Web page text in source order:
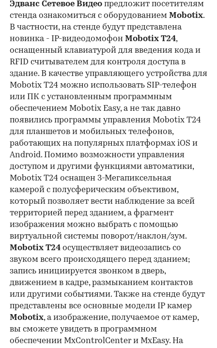
Эдванс Сетевое Видео предложит посетителям
стенда ознакомиться с оборудованием Mobotix.
В частности, на стенде будут представлена
новинка - IP-видеодомофон Mobotix T24,
оснащенный клавиатурой для введения кода и
RFID считывателем для контроля доступа в
здание. В качестве управляющего устройства для
Mobotix T24 можно использовать SIP-телефон
или ПК с установленным программным
обеспечением Mobotix Easy, а не так давно
появились программы управления Mobotix T24
для планшетов и мобильных телефонов,
работающих на популярных платформах iOS и
Android. Помимо возможности управления
доступом и другими функциями автоматики,
Mobotix T24 оснащен 3-Мегапиксельная
камерой с полусферическим объективом,
который позволяет вести наблюдение за всей
территорией перед зданием, а фрагмент
изображения можно выбрать с помощью
виртуальной системы поворот/наклон/зум.
Mobotix T24 осуществляет видеозапись со
звуком всего происходящего перед зданием;
запись инициируется звонком в дверь,
движением в кадре, размыканием контактов
или другими событиями. Также на стенде будут
представлены все основные модели IP камер
Mobotix, а изображение, получаемое от камер,
вы сможете увидеть в программном
обеспечении MxControlCenter и MxEasy. На